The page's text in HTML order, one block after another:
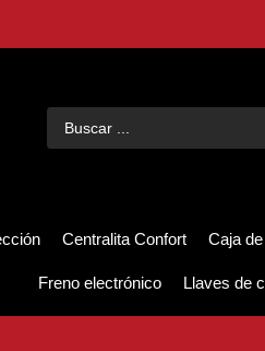
Centralita Confort Caja
Freno electrónico Llaves de